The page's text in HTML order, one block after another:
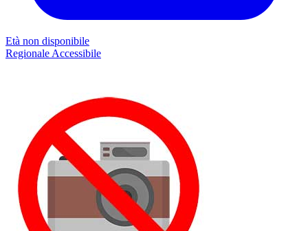
Età non disponibile
Regionale Accessibile